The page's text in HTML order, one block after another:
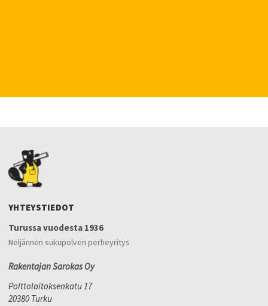
YHTEYSTIEDOT
Turussa vuodesta 1936
Neljännen sukupolven perheyritys
Rakentajan Sarokas Oy
Polttolaitoksenkatu 17
20380 Turku